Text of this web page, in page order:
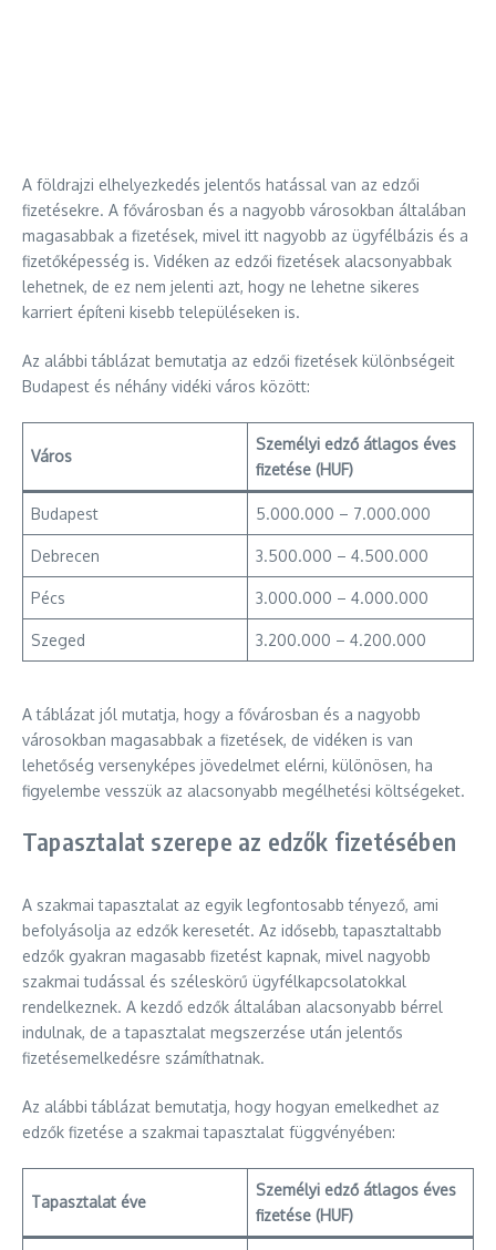
A földrajzi elhelyezkedés jelentős hatással van az edzői
fizetésekre. A fővárosban és a nagyobb városokban általában
magasabbak a fizetések, mivel itt nagyobb az ügyfélbázis és a
fizetőképesség is. Vidéken az edzői fizetések alacsonyabbak
lehetnek, de ez nem jelenti azt, hogy ne lehetne sikeres
karriert építeni kisebb településeken is.
Az alábbi táblázat bemutatja az edzői fizetések különbségeit
Budapest és néhány vidéki város között:
Város
Személyi edző átlagos éves
fizetése (HUF)
Budapest 5.000.000 – 7.000.000
Debrecen 3.500.000 – 4.500.000
Pécs 3.000.000 – 4.000.000
Szeged 3.200.000 – 4.200.000
A táblázat jól mutatja, hogy a fővárosban és a nagyobb
városokban magasabbak a fizetések, de vidéken is van
lehetőség versenyképes jövedelmet elérni, különösen, ha
figyelembe vesszük az alacsonyabb megélhetési költségeket.
Tapasztalat szerepe az edzők fizetésében
A szakmai tapasztalat az egyik legfontosabb tényező, ami
befolyásolja az edzők keresetét. Az idősebb, tapasztaltabb
edzők gyakran magasabb fizetést kapnak, mivel nagyobb
szakmai tudással és széleskörű ügyfélkapcsolatokkal
rendelkeznek. A kezdő edzők általában alacsonyabb bérrel
indulnak, de a tapasztalat megszerzése után jelentős
fizetésemelkedésre számíthatnak.
Az alábbi táblázat bemutatja, hogy hogyan emelkedhet az
edzők fizetése a szakmai tapasztalat függvényében:
Tapasztalat éve
Személyi edző átlagos éves
fizetése (HUF)